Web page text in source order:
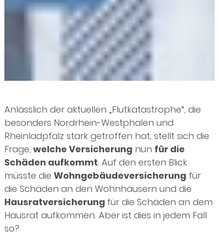
Anlässlich der aktuellen „Flutkatastrophe“, die
besonders Nordrhein-Westphalen und
Rheinladpfalz stark getroffen hat, stellt sich die
Frage, welche Versicherung nun für die
Schäden aufkommt. Auf den ersten Blick
müsste die Wohngebäudeversicherung für
die Schäden an den Wohnhäusern und die
Hausratversicherung für die Schäden an dem
Hausrat aufkommen. Aber ist dies in jedem Fall
so?